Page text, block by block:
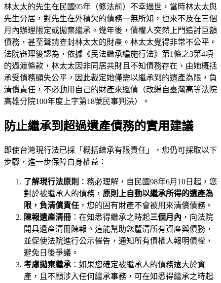
林太太的先生在民國95年（修法前）不幸過世，當時林太太與
先生分居，對先生在外積欠的債務一無所知，也來不及在三個
月內辦理限定或拋棄繼承。幾年後，債權人突然上門追討巨額
債務，甚至聲請查封林太太的財產。林太太覺得非常不公平。
法院審理後認為，依據《民法繼承編施行法》第1條之3第4項
的過渡條款，林太太因非同居共財且不知債務存在，由她概括
承受債務顯失公平，因此裁定她僅需以繼承到的遺產為限，負
清償責任，不必動用自己的財產來還債（改編自臺灣高等法院
高雄分院100年度上字第18號民事判決）。
防止繼承到超過遺產債務的實用建議
即使台灣現行法已採「概括繼承有限責任」，您仍可採取以下
步驟，進一步保障自身權益：
了解現行法原則 ：務必理解，自民國98年6月10日起，您
對於被繼承人的債務， 原則上自動以繼承所得的遺產為
限，負清償責任 ，您的固有財產不會被用來清償債務。
陳報遺產清冊 ：在知悉得繼承之時起三個月內 ，向法院
開具遺產清冊陳報。這能幫助您釐清所有資產與債務，
並促使法院進行公示催告，通知所有債權人報明債權，
避免日後爭議。
考慮拋棄繼承 ：如果您確定被繼承人的債務遠大於資
產，且不願涉入任何繼承事務，可在知悉得繼承之時起